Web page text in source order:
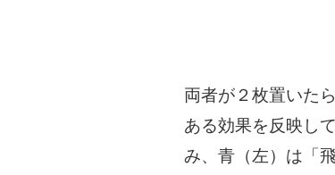
両者が２枚置いた
ある効果を反映し
み、青（左）は「